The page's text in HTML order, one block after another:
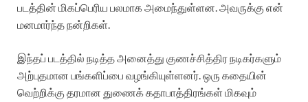
படத்தின் மிகப்பெரிய பலமாக அமைந்துள்ளன. அவருக்கு என்
மனமார்ந்த நன்றிகள்.
இந்தப் படத்தில் நடித்த அனைத்து குணச்சித்திர நடிகர்களும்
அற்புதமான பங்களிப்பை வழங்கியுள்ளனர். ஒரு கதையின்
வெற்றிக்கு தரமான துணைக் கதாபாத்திரங்கள் மிகவும்